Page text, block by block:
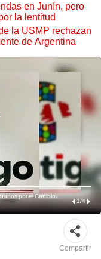
en Junín, pero
la lentitud
la USMP rechazan
de Argentina
por el Cambio.
1/4
Compartir